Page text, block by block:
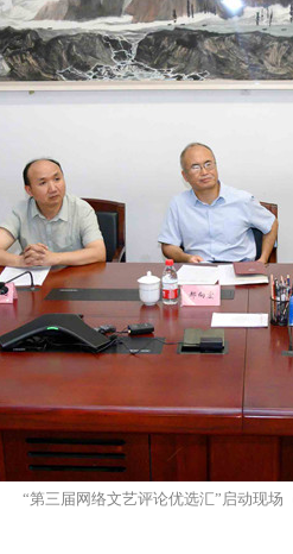
“第三届网络文艺评论优选汇”启动现场